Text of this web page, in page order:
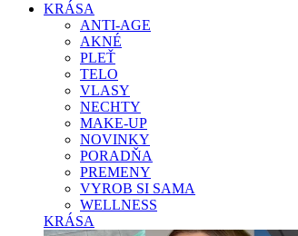
KRÁSA
ANTI-AGE
AKNÉ
PLEŤ
TELO
VLASY
NECHTY
MAKE-UP
NOVINKY
PORADŇA
PREMENY
VYROB SI SAMA
WELLNESS
KRÁSA